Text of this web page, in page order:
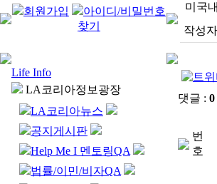
회원가입
아이디/비밀번호
찾기
Life Info
LA코리아정보광장
LA코리아뉴스
공지게시판
Help Me I 멘토링QA
법률/이민/비자QA
미국
작성
댓글 : 0
번
호